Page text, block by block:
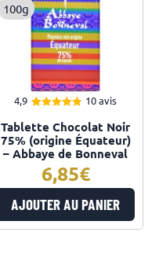
100g
4,9
sur 5
10 avis
Tablette Chocolat Noir
75% (origine Équateur)
– Abbaye de Bonneval
6,85
AJOUTER AU PANIER